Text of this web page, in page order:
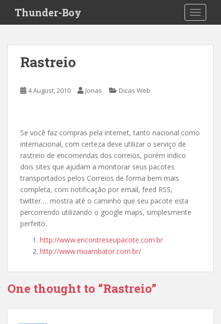
i
Thunder-Boy
Rastreio
4 August, 2010 Jonas Dicas Web
Se você faz compras pela internet, tanto nacional como
internacional, com certeza deve utilizar o serviço de
rastreio de encomendas dos correios, porém indico
dois sites que ajudam a monitorar seus pacotes
transportados pelos Correios de forma bem mais
completa, com notificação por email, feed RSS,
twitter…. mostra até o caminho que seu pacote esta
percorrendo utilizando o google maps, simplesmente
perfeito.
http://www.encontreseupacote.com.br
http://www.muambator.com.br/
One thought to “Rastreio”